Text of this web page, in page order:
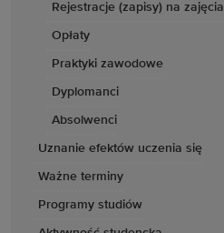
Rejestracje (zapisy) na zajęcia
Opłaty
Praktyki zawodowe
Dyplomanci
Absolwenci
Uznanie efektów uczenia się
Ważne terminy
Programy studiów